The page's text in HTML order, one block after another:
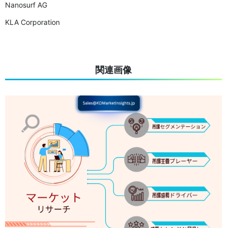
Nanosurf AG
KLA Corporation
関連画像